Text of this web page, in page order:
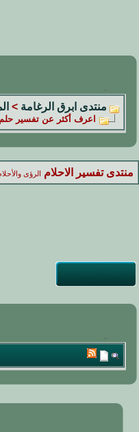
منتدى ابرق الرغامة >
اعرف أكثر عن تفسير
منتدى تفسير الاحلام الرؤى